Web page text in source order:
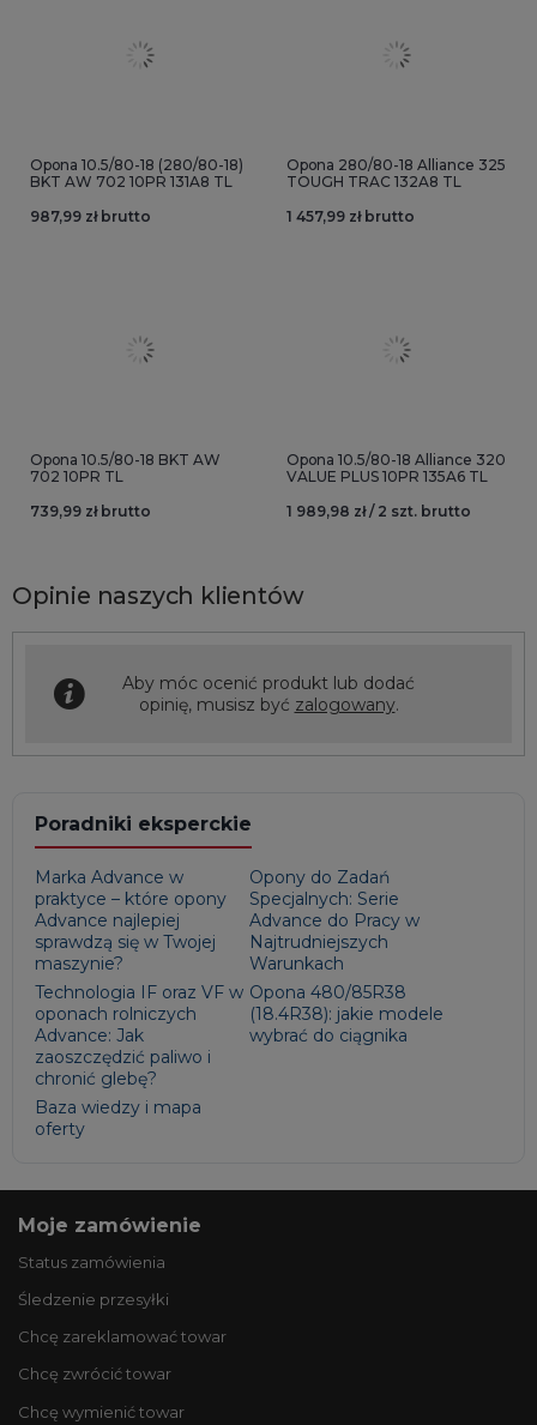
Opona 10.5/80-18 (280/80-18)
BKT AW 702 10PR 131A8 TL
987,99 zł brutto
Opona 280/80-18 Alliance 325
TOUGH TRAC 132A8 TL
1 457,99 zł brutto
Opona 10.5/80-18 BKT AW
702 10PR TL
739,99 zł brutto
Opona 10.5/80-18 Alliance 320
VALUE PLUS 10PR 135A6 TL
1 989,98 zł / 2 szt. brutto
Opinie naszych klientów
Aby móc ocenić produkt lub dodać
opinię, musisz być zalogowany.
Poradniki eksperckie
Marka Advance w
praktyce – które opony
Advance najlepiej
sprawdzą się w Twojej
maszynie?
Opony do Zadań
Specjalnych: Serie
Advance do Pracy w
Najtrudniejszych
Warunkach
Technologia IF oraz VF w
oponach rolniczych
Advance: Jak
zaoszczędzić paliwo i
chronić glebę?
Opona 480/85R38
(18.4R38): jakie modele
wybrać do ciągnika
Baza wiedzy i mapa
oferty
Moje zamówienie
Status zamówienia
Śledzenie przesyłki
Chcę zareklamować towar
Chcę zwrócić towar
Chcę wymienić towar